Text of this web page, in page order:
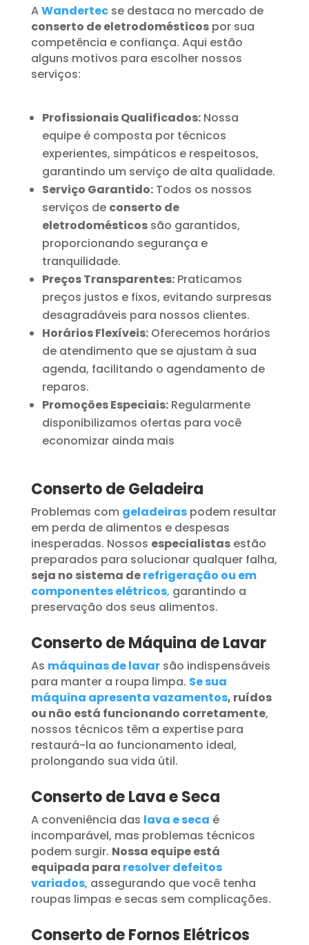
AWandertecse destaca no mercado de
conserto de eletrodomésticospor sua
competência e confiança. Aqui estão
alguns motivos para escolher nossos
serviços:
Profissionais Qualificados:Nossa
equipe é composta por técnicos
experientes, simpáticos e respeitosos,
garantindo um serviço de alta qualidade.
Serviço Garantido:Todos os nossos
serviços de conserto de
eletrodomésticossão garantidos,
proporcionando segurança e
tranquilidade.
Preços Transparentes:Praticamos
preços justos e fixos, evitando surpresas
desagradáveis para nossos clientes.
Horários Flexíveis:Oferecemos horários
de atendimento que se ajustam à sua
agenda, facilitando o agendamento de
reparos.
Promoções Especiais:Regularmente
disponibilizamos ofertas para você
economizar ainda mais
Conserto de Geladeira
Problemas com geladeiraspodem resultar
em perda de alimentos e despesas
inesperadas. Nossos especialistasestão
preparados para solucionar qualquer falha,
seja no sistema derefrigeração ou em
componentes elétricos, garantindo a
preservação dos seus alimentos.
Conserto de Máquina de Lavar
As máquinas de lavar são indispensáveis
para manter a roupa limpa. Se sua
máquina apresenta vazamentos, ruídos
ou não está funcionando corretamente,
nossos técnicos têm a expertise para
restaurá-la ao funcionamento ideal,
prolongando sua vida útil.
Conserto de Lava e Seca
A conveniência das lava e seca é
incomparável, mas problemas técnicos
podem surgir. Nossa equipe está
equipada para resolver defeitos
variados, assegurando que você tenha
roupas limpas e secas sem complicações.
Conserto de Fornos Elétricos